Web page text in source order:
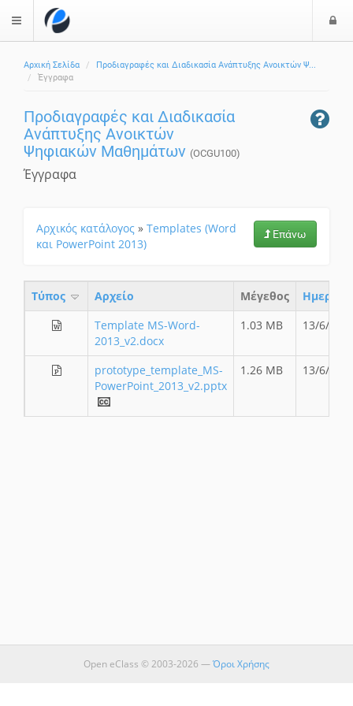
$langMenu
Αρχική Σελίδα
Προδιαγραφές και Διαδικασία Ανάπτυξης Ανοικτών Ψ...
Έγγραφα
Προδιαγραφές και Διαδικασία
Ανάπτυξης Ανοικτών
Ψηφιακών Μαθημάτων (OCGU100)
Έγγραφα
Επάνω
Αρχικός κατάλογος » Templates (Word
και PowerPoint 2013)
Τύπος Aρχείο Μέγεθος
Template MS-Word-
2013_v2.docx
1.03 MB 13/6/14
prototype_template_MS-
PowerPoint_2013_v2.pptx
1.26 MB 13/6/14
Open eClass © 2003-2026 —Όροι Χρήσης